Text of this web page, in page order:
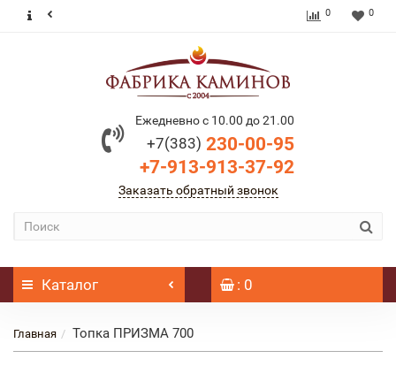
0 0
Ежедневно с 10.00 до 21.00
+7(383) 230-00-95
+7-913-913-37-92
Заказать обратный звонок
Каталог : 0
Главная Топка ПРИЗМА 700